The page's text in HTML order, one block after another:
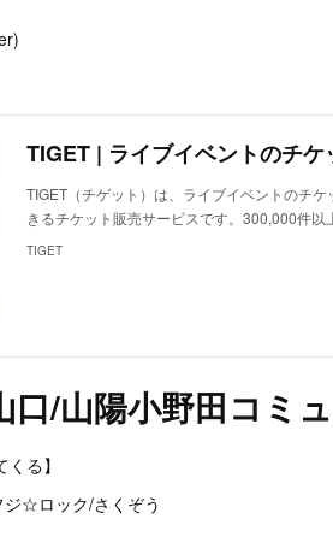
TIGET | ライブイベントのチ
TIGET（チゲット）は、ライブイベントのチ
きるチケット販売サービスです。300,000件
TIGET
口/山陽小野田コミ
る】
☆ロック/さくぞう